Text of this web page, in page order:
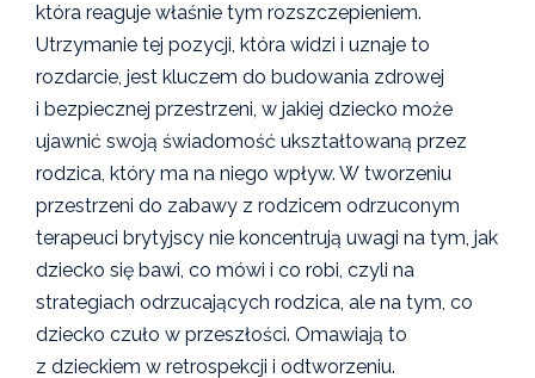
która reaguje właśnie tym rozszczepieniem.
Utrzymanie tej pozycji, która widzi i uznaje to
rozdarcie, jest kluczem do budowania zdrowej
i bezpiecznej przestrzeni, w jakiej dziecko może
ujawnić swoją świadomość ukształtowaną przez
rodzica, który ma na niego wpływ. W tworzeniu
przestrzeni do zabawy z rodzicem odrzuconym
terapeuci brytyjscy nie koncentrują uwagi na tym, jak
dziecko się bawi, co mówi i co robi, czyli na
strategiach odrzucających rodzica, ale na tym, co
dziecko czuło w przeszłości. Omawiają to
z dzieckiem w retrospekcji i odtworzeniu.